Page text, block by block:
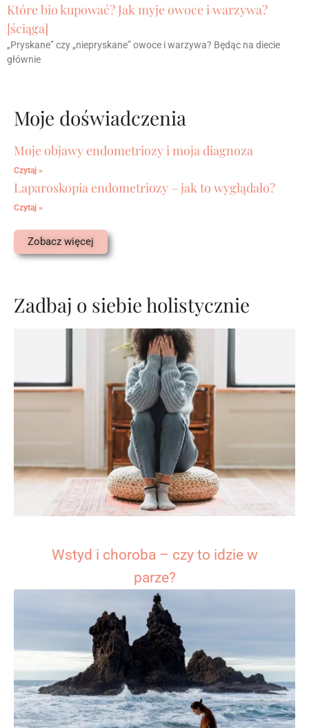
Które bio kupować? Jak myje owoce i warzywa?
[ściąga]
„Pryskane” czy „niepryskane” owoce i warzywa? Będąc na diecie
głównie
Moje doświadczenia
Moje objawy endometriozy i moja diagnoza
Czytaj »
Laparoskopia endometriozy – jak to wyglądało?
Czytaj »
Zobacz więcej
Zadbaj o siebie holistycznie
Wstyd i choroba – czy to idzie w
parze?